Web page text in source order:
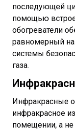
последующей
помощью
обогреватели
равномерный
системы
газа.
Инфракрасные
инфракрасное
помещении, а не